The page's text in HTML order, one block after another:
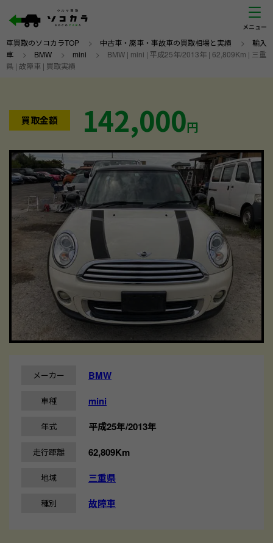
車買取のソコカラTOP > 中古車・廃車・事故車の買取相場と実績 > 輸入
車 > BMW > mini > BMW | mini | 平成25年/2013年 | 62,809Km | 三重
県 | 故障車 | 買取実績
買取金額 142,000円
メーカー BMW
車種 mini
年式 平成25年/2013年
走行距離 62,809Km
地域 三重県
種別 故障車